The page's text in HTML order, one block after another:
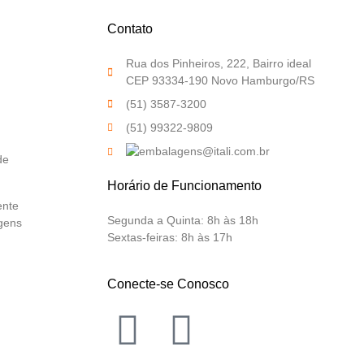
Contato
Rua dos Pinheiros, 222, Bairro ideal
CEP 93334-190 Novo Hamburgo/RS
(51) 3587-3200
(51) 99322-9809
Horário de Funcionamento
Segunda a Quinta: 8h às 18h
Sextas-feiras: 8h às 17h
Conecte-se Conosco